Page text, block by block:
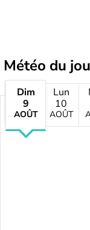
Météo du
Dim
9
AOÛT
Lun
10
AOÛT